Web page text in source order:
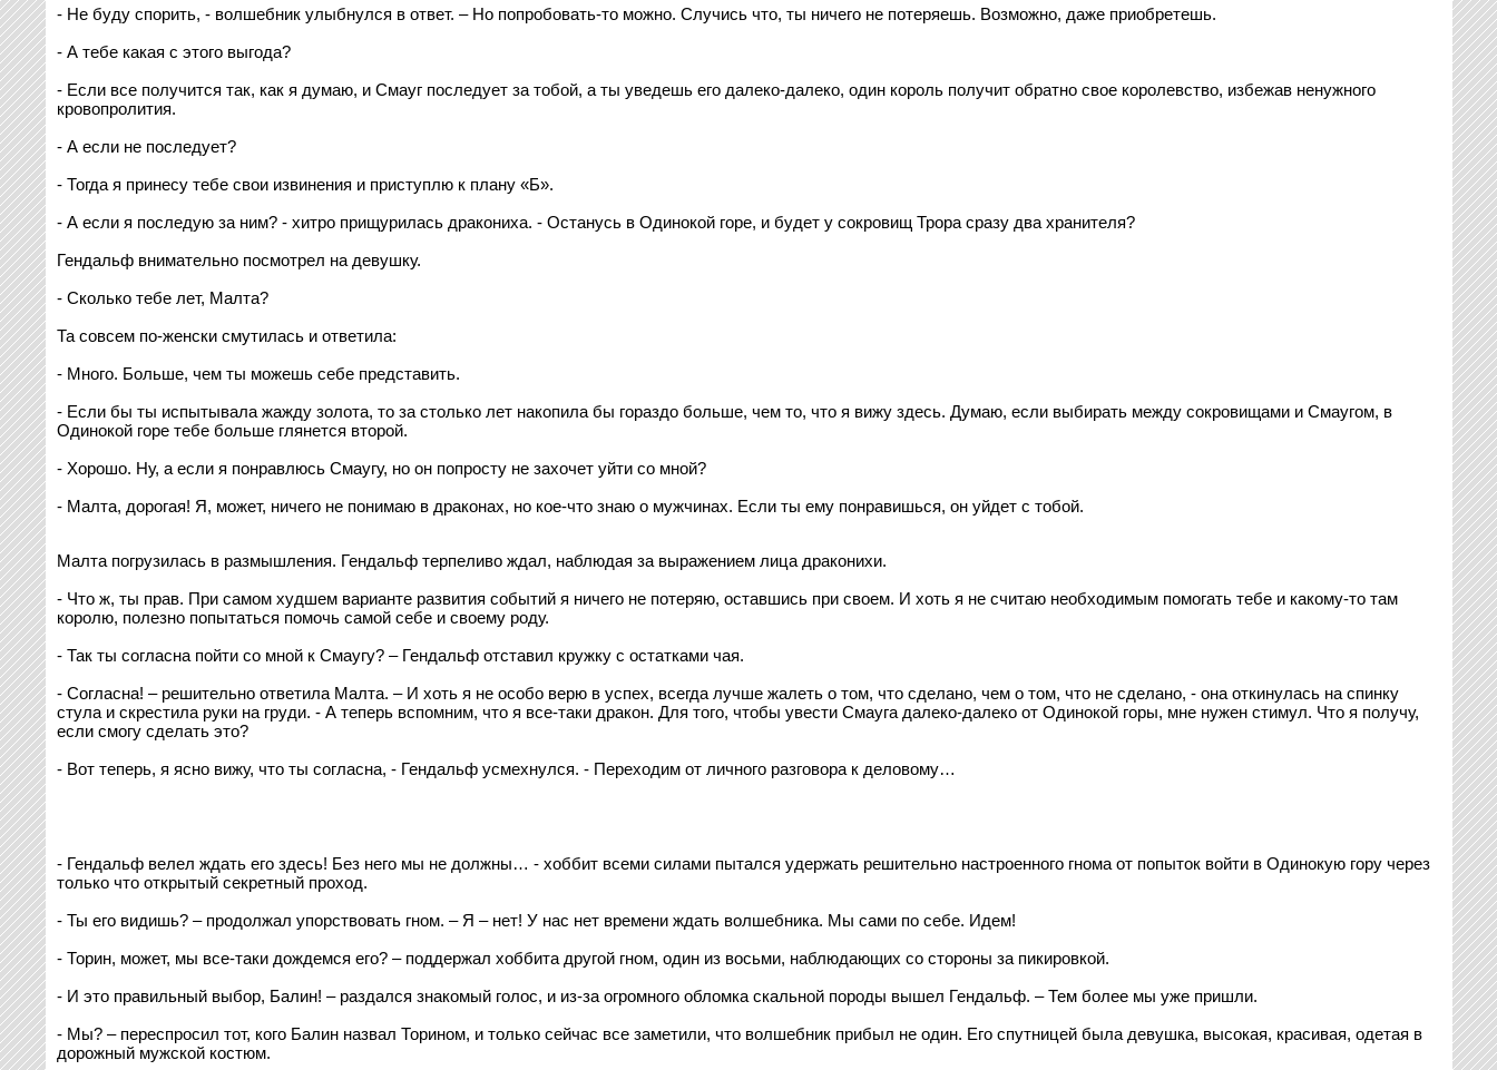
- Не буду спорить, - волшебник улыбнулся в ответ. – Но попробовать-то можно. Случись что, ты ничего не потеряешь. Возможно, даже приобретешь.
- А тебе какая с этого выгода?
- Если все получится так, как я думаю, и Смауг последует за тобой, а ты уведешь его далеко-далеко, один король получит обратно свое королевство, избежав ненужного
кровопролития.
- А если не последует?
- Тогда я принесу тебе свои извинения и приступлю к плану «Б».
- А если я последую за ним? - хитро прищурилась дракониха. - Останусь в Одинокой горе, и будет у сокровищ Трора сразу два хранителя?
Гендальф внимательно посмотрел на девушку.
- Сколько тебе лет, Малта?
Та совсем по-женски смутилась и ответила:
- Много. Больше, чем ты можешь себе представить.
- Если бы ты испытывала жажду золота, то за столько лет накопила бы гораздо больше, чем то, что я вижу здесь. Думаю, если выбирать между сокровищами и Смаугом, в
Одинокой горе тебе больше глянется второй.
- Хорошо. Ну, а если я понравлюсь Смаугу, но он попросту не захочет уйти со мной?
- Малта, дорогая! Я, может, ничего не понимаю в драконах, но кое-что знаю о мужчинах. Если ты ему понравишься, он уйдет с тобой.
Малта погрузилась в размышления. Гендальф терпеливо ждал, наблюдая за выражением лица драконихи.
- Что ж, ты прав. При самом худшем варианте развития событий я ничего не потеряю, оставшись при своем. И хоть я не считаю необходимым помогать тебе и какому-то там
королю, полезно попытаться помочь самой себе и своему роду.
- Так ты согласна пойти со мной к Смаугу? – Гендальф отставил кружку с остатками чая.
- Согласна! – решительно ответила Малта. – И хоть я не особо верю в успех, всегда лучше жалеть о том, что сделано, чем о том, что не сделано, - она откинулась на спинку
стула и скрестила руки на груди. - А теперь вспомним, что я все-таки дракон. Для того, чтобы увести Смауга далеко-далеко от Одинокой горы, мне нужен стимул. Что я получу,
если смогу сделать это?
- Вот теперь, я ясно вижу, что ты согласна, - Гендальф усмехнулся. - Переходим от личного разговора к деловому…
- Гендальф велел ждать его здесь! Без него мы не должны… - хоббит всеми силами пытался удержать решительно настроенного гнома от попыток войти в Одинокую гору через
только что открытый секретный проход.
- Ты его видишь? – продолжал упорствовать гном. – Я – нет! У нас нет времени ждать волшебника. Мы сами по себе. Идем!
- Торин, может, мы все-таки дождемся его? – поддержал хоббита другой гном, один из восьми, наблюдающих со стороны за пикировкой.
- И это правильный выбор, Балин! – раздался знакомый голос, и из-за огромного обломка скальной породы вышел Гендальф. – Тем более мы уже пришли.
- Мы? – переспросил тот, кого Балин назвал Торином, и только сейчас все заметили, что волшебник прибыл не один. Его спутницей была девушка, высокая, красивая, одетая в
дорожный мужской костюм.